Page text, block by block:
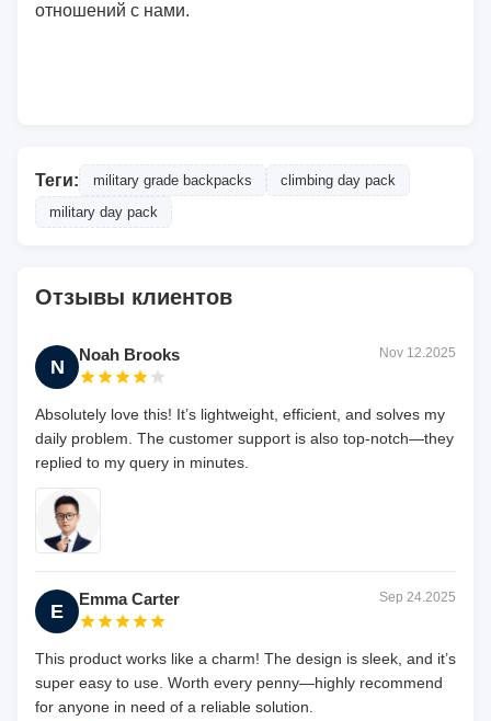
отношений с нами.
Теги: military grade backpacks
climbing day pack
military day pack
Отзывы клиентов
N
Noah Brooks Nov 12.2025
Absolutely love this! It’s lightweight, efficient, and solves my
daily problem. The customer support is also top-notch—they
replied to my query in minutes.
E
Emma Carter Sep 24.2025
This product works like a charm! The design is sleek, and it’s
super easy to use. Worth every penny—highly recommend
for anyone in need of a reliable solution.